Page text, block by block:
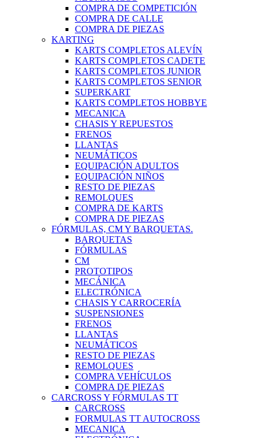
COMPRA DE COMPETICIÓN
COMPRA DE CALLE
COMPRA DE PIEZAS
KARTING
KARTS COMPLETOS ALEVÍN
KARTS COMPLETOS CADETE
KARTS COMPLETOS JUNIOR
KARTS COMPLETOS SENIOR
SUPERKART
KARTS COMPLETOS HOBBYE
MECANICA
CHASIS Y REPUESTOS
FRENOS
LLANTAS
NEUMÁTICOS
EQUIPACIÓN ADULTOS
EQUIPACIÓN NIÑOS
RESTO DE PIEZAS
REMOLQUES
COMPRA DE KARTS
COMPRA DE PIEZAS
FÓRMULAS, CM Y BARQUETAS.
BARQUETAS
FÓRMULAS
CM
PROTOTIPOS
MECÁNICA
ELECTRÓNICA
CHASIS Y CARROCERÍA
SUSPENSIONES
FRENOS
LLANTAS
NEUMÁTICOS
RESTO DE PIEZAS
REMOLQUES
COMPRA VEHÍCULOS
COMPRA DE PIEZAS
CARCROSS Y FÓRMULAS TT
CARCROSS
FORMULAS TT AUTOCROSS
MECANICA